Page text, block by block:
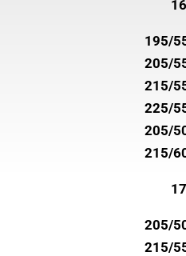
16
195/
205/
215/
225/
205/
215/
17
205/
215/